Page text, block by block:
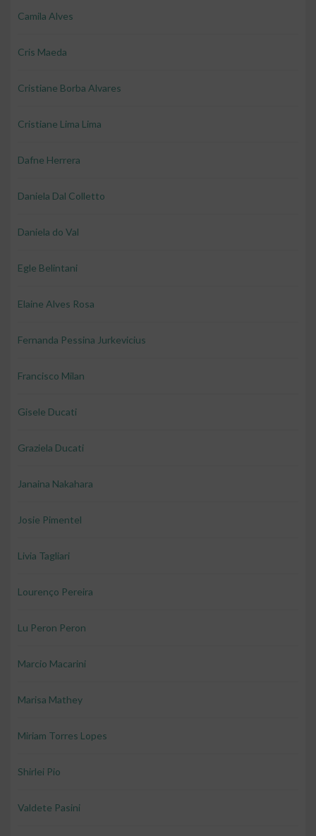
Camila Alves
Cris Maeda
Cristiane Borba Alvares
Cristiane Lima Lima
Dafne Herrera
Daniela Dal Colletto
Daniela do Val
Egle Belintani
Elaine Alves Rosa
Fernanda Pessina Jurkevicius
Francisco Milan
Gisele Ducati
Graziela Ducati
Janaina Nakahara
Josie Pimentel
Livia Tagliari
Lourenço Pereira
Lu Peron Peron
Marcio Macarini
Marisa Mathey
Miriam Torres Lopes
Shirlei Pio
Valdete Pasini